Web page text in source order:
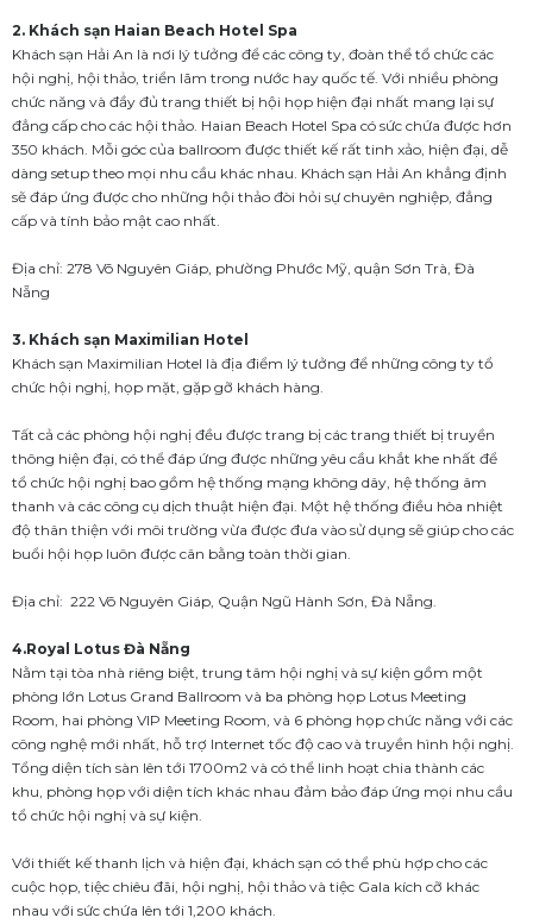
2. Khách sạn Haian Beach Hotel Spa
Khách sạn Hải An là nơi lý tưởng để các công ty, đoàn thể tổ chức các
hội nghị, hội thảo, triển lãm trong nước hay quốc tế. Với nhiều phòng
chức năng và đầy đủ trang thiết bị hội họp hiện đại nhất mang lại sự
đẳng cấp cho các hội thảo. Haian Beach Hotel Spa có sức chứa được hơn
350 khách. Mỗi góc của ballroom được thiết kế rất tinh xảo, hiện đại, dễ
dàng setup theo mọi nhu cầu khác nhau. Khách sạn Hải An khẳng định
sẽ đáp ứng được cho những hội thảo đòi hỏi sự chuyên nghiệp, đẳng
cấp và tính bảo mật cao nhất.
Địa chỉ: 278 Võ Nguyên Giáp, phường Phước Mỹ, quận Sơn Trà, Đà
Nẵng
3. Khách sạn Maximilian Hotel
Khách sạn Maximilian Hotel là địa điểm lý tưởng để những công ty tổ
chức hội nghị, họp mặt, gặp gỡ khách hàng.
Tất cả các phòng hội nghị đều được trang bị các trang thiết bị truyền
thông hiện đại, có thể đáp ứng được những yêu cầu khắt khe nhất để
tổ chức hội nghị bao gồm hệ thống mạng không dây, hệ thống âm
thanh và các công cụ dịch thuật hiện đại. Một hệ thống điều hòa nhiệt
độ thân thiện với môi trường vừa được đưa vào sử dụng sẽ giúp cho các
buổi hội họp luôn được cân bằng toàn thời gian.
Địa chỉ: 222 Võ Nguyên Giáp, Quận Ngũ Hành Sơn, Đà Nẵng.
4.Royal Lotus Đà Nẵng
Nằm tại tòa nhà riêng biệt, trung tâm hội nghị và sự kiện gồm một
phòng lớn Lotus Grand Ballroom và ba phòng họp Lotus Meeting
Room, hai phòng VIP Meeting Room, và 6 phòng họp chức năng với các
công nghệ mới nhất, hỗ trợ Internet tốc độ cao và truyền hình hội nghị.
Tổng diện tích sàn lên tới 1700m2 và có thể linh hoạt chia thành các
khu, phòng họp với diện tích khác nhau đảm bảo đáp ứng mọi nhu cầu
tổ chức hội nghị và sự kiện.
Với thiết kế thanh lịch và hiện đại, khách sạn có thể phù hợp cho các
cuộc họp, tiệc chiêu đãi, hội nghị, hội thảo và tiệc Gala kích cỡ khác
nhau với sức chứa lên tới 1,200 khách.